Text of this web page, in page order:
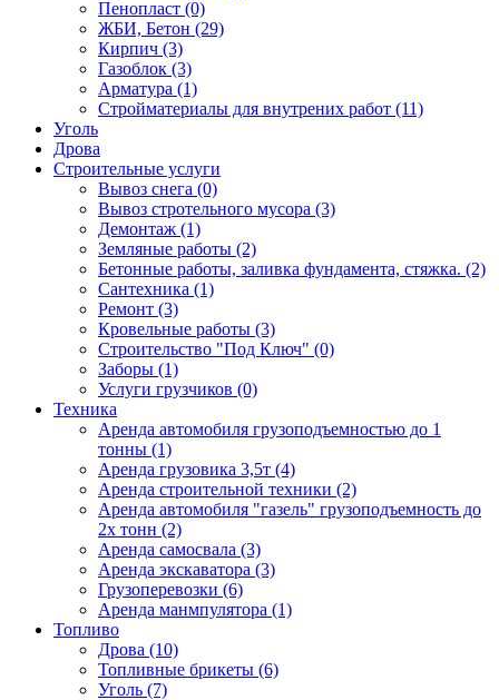
Пенопласт (0)
ЖБИ, Бетон (29)
Кирпич (3)
Газоблок (3)
Арматура (1)
Стройматериалы для внутрених работ (11)
Уголь
Дрова
Строительные услуги
Вывоз снега (0)
Вывоз стротельного мусора (3)
Демонтаж (1)
Земляные работы (2)
Бетонные работы, заливка фундамента, стяжка. (2)
Сантехника (1)
Ремонт (3)
Кровельные работы (3)
Строительство "Под Ключ" (0)
Заборы (1)
Услуги грузчиков (0)
Техника
Аренда автомобиля грузоподъемностью до 1
тонны (1)
Аренда грузовика 3,5т (4)
Аренда строительной техники (2)
Аренда автомобиля "газель" грузоподъемность до
2х тонн (2)
Аренда самосвала (3)
Аренда экскаватора (3)
Грузоперевозки (6)
Аренда манмпулятора (1)
Топливо
Дрова (10)
Топливные брикеты (6)
Уголь (7)